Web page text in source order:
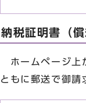
納税証明書（
ホームページ上
ともに郵送で御請